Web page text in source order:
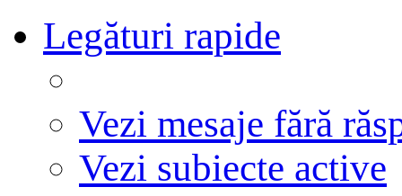
Legături rapide
Vezi mesaje fără
Vezi subiecte active